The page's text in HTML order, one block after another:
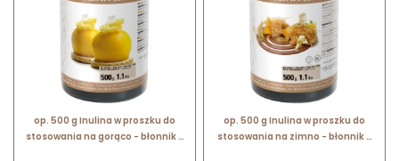
op. 500 g Inulina w proszku do
stosowania na gorąco - błonnik z
op. 500 g Inulina w proszku do
stosowania na zimno - błonnik z